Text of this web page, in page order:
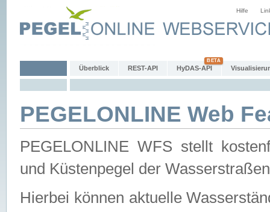
Hilfe
Überblick REST-API HyDAS-API
PEGELONLINE Web
PEGELONLINE WFS stellt
und Küstenpegel der
Hierbei können aktuelle